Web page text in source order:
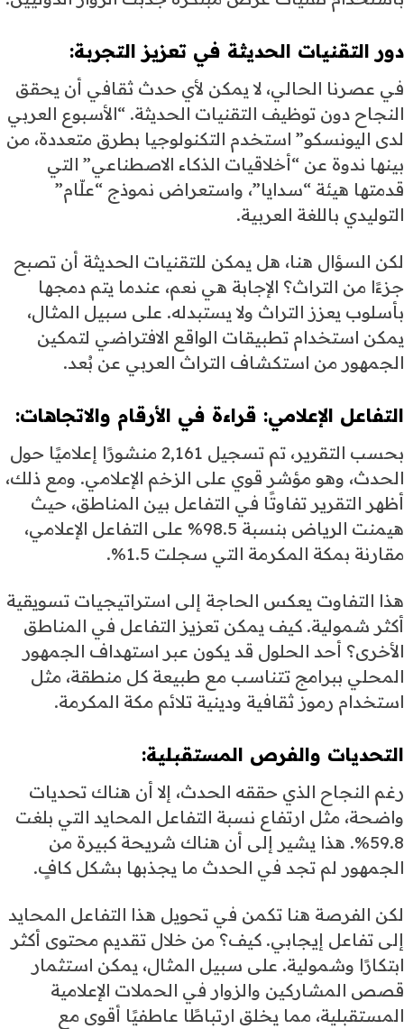
دور التقنيات الحديثة في تعزيز التجربة:
في عصرنا الحالي، لا يمكن لأي حدث ثقافي أن يحقق
النجاح دون توظيف التقنيات الحديثة. “الأسبوع العربي
لدى اليونسكو” استخدم التكنولوجيا بطرق متعددة، من
بينها ندوة عن “أخلاقيات الذكاء الاصطناعي” التي
قدمتها هيئة “سدايا”، واستعراض نموذج “علّام”
التوليدي باللغة العربية.
لكن السؤال هنا، هل يمكن للتقنيات الحديثة أن تصبح
جزءًا من التراث؟ الإجابة هي نعم، عندما يتم دمجها
بأسلوب يعزز التراث ولا يستبدله. على سبيل المثال،
يمكن استخدام تطبيقات الواقع الافتراضي لتمكين
الجمهور من استكشاف التراث العربي عن بُعد.
التفاعل الإعلامي: قراءة في الأرقام والاتجاهات:
بحسب التقرير، تم تسجيل 2,161 منشورًا إعلاميًا حول
الحدث، وهو مؤشر قوي على الزخم الإعلامي. ومع ذلك،
أظهر التقرير تفاوتًا في التفاعل بين المناطق، حيث
هيمنت الرياض بنسبة 98.5% على التفاعل الإعلامي،
مقارنة بمكة المكرمة التي سجلت 1.5%.
هذا التفاوت يعكس الحاجة إلى استراتيجيات تسويقية
أكثر شمولية. كيف يمكن تعزيز التفاعل في المناطق
الأخرى؟ أحد الحلول قد يكون عبر استهداف الجمهور
المحلي ببرامج تتناسب مع طبيعة كل منطقة، مثل
استخدام رموز ثقافية ودينية تلائم مكة المكرمة.
التحديات والفرص المستقبلية:
رغم النجاح الذي حققه الحدث، إلا أن هناك تحديات
واضحة، مثل ارتفاع نسبة التفاعل المحايد التي بلغت
59.8%. هذا يشير إلى أن هناك شريحة كبيرة من
الجمهور لم تجد في الحدث ما يجذبها بشكل كافٍ.
لكن الفرصة هنا تكمن في تحويل هذا التفاعل المحايد
إلى تفاعل إيجابي. كيف؟ من خلال تقديم محتوى أكثر
ابتكارًا وشمولية. على سبيل المثال، يمكن استثمار
قصص المشاركين والزوار في الحملات الإعلامية
المستقبلية، مما يخلق ارتباطًا عاطفيًا أقوى مع